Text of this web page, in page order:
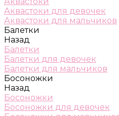
Аквастоки для девочек
Аквастоки для мальчиков
Балетки
Назад
Балетки
Балетки для девочек
Балетки для мальчиков
Босоножки
Назад
Босоножки
Босоножки для девочек